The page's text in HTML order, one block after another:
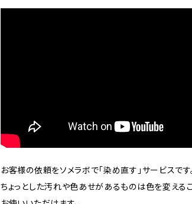
お客様の依頼をソメラボで「染め直す」サービスです
ちょっとした汚れや色あせがあるものは色を変える